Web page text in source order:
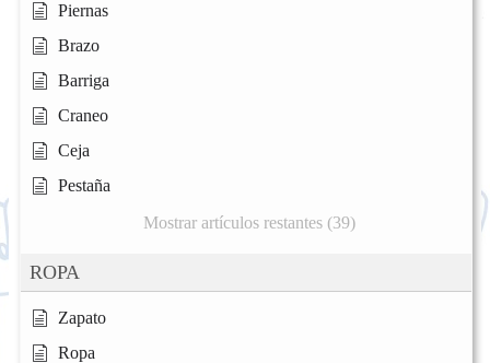
Piernas
Brazo
Barriga
Craneo
Ceja
Pestaña
Mostrar artículos restantes (39)
ROPA
Zapato
Ropa